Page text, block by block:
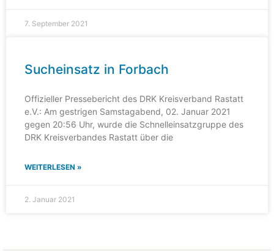
7. September 2021
Sucheinsatz in Forbach
Offizieller Pressebericht des DRK Kreisverband Rastatt
e.V.: Am gestrigen Samstagabend, 02. Januar 2021
gegen 20:56 Uhr, wurde die Schnelleinsatzgruppe des
DRK Kreisverbandes Rastatt über die
WEITERLESEN »
2. Januar 2021